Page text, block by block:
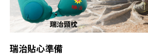
瑞治貼心準備